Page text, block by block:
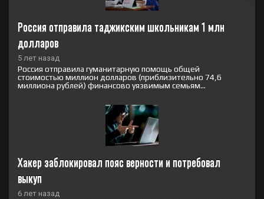
Россия отправила таджикским школьникам 1 млн
долларов
5 лет назад
Россия отправила гуманитарную помощь общей
стоимостью миллион долларов (приблизительно 74,6
миллиона рублей) финансово уязвимым семьям...
Хакер заблокировал пояс верности и потребовал
выкуп
6 лет назад